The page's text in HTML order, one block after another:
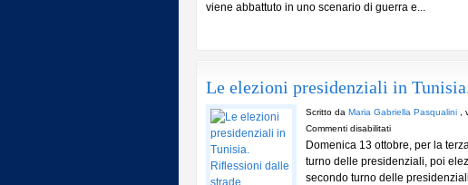
la
viene abbattuto in uno scenario di guerra e...
Le elezioni presidenziali in
Scritto da Maria Gabriella Pasqualini ,
Commenti disabilitatisu
Le
elezioni
presidenziali
Domenica 13 ottobre, per la
turno delle presidenziali, poi
secondo turno delle